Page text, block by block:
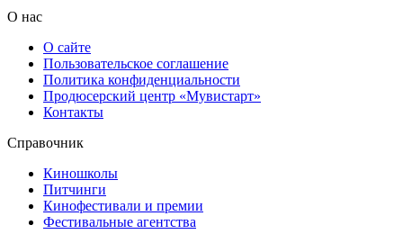
О нас
О сайте
Пользовательское соглашение
Политика конфиденциальности
Продюсерский центр «Мувистарт»
Контакты
Справочник
Киношколы
Питчинги
Кинофестивали и премии
Фестивальные агентства